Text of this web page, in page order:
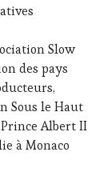
Slow
des pays
Sous le Haut
Albert II
à Monaco
the date :